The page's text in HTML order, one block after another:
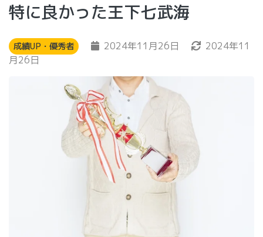
特に良かった王下七武海
成績UP・優秀者 2024年11月26日
2024年11
月26日